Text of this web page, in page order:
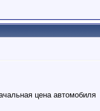
цена автомобиля